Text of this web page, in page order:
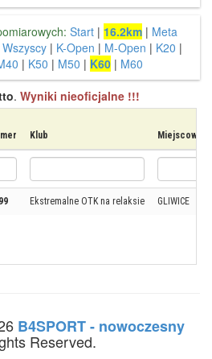
Start | 16.2km | Meta
Wszyscy | K-Open | M-Open | K20 |
| K50 | M50 | K60 | M60
. Wyniki nieoficjalne !!!
Klub Miejscowość
Ekstremalne OTK na relaksie GLIWICE
B4SPORT - nowoczesny
Reserved.